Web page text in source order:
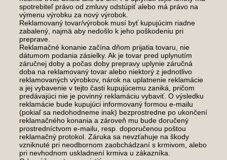
spotrebiteľ právo od zmluvy odstúpiť alebo má právo na
výmenu výrobku za nový výrobok.
Reklamovaný tovar/výrobok musí byť kupujúcim riadne
zabalený, najmä aby nedošlo k jeho poškodeniu pri
preprave.
Reklamačné konanie začína dňom prijatia tovaru, nie
dátumom podania zásielky. Ak je tovar pred uplynutím
záručnej doby a počas doby prepravy uplynie záručná
doba na reklamovaný tovar alebo niektorý z jednotlivo
reklamovaných výrobkov, nárok na uplatnenie reklamácie
a jej vybavenie v tejto časti kupujúcemu zaniká, pričom
predávajúci nie je povinný reklamáciu vybaviť. O výsledku
reklamácie bude kupujúci informovaný formou e-mailu
(pokiaľ sa nedohodneme inak) bezprostredne po ukončení
reklamačného konania a zároveň mu bude doručený
prostredníctvom e-mailu, resp. doporučenou poštou
reklamačný protokol. Záruka sa nevzťahuje na škody
vzniknuté pri neodbornom zaobchádzaní s krmivom, alebo
pri nevhodnom uskladnení krmiva u zákazníka.